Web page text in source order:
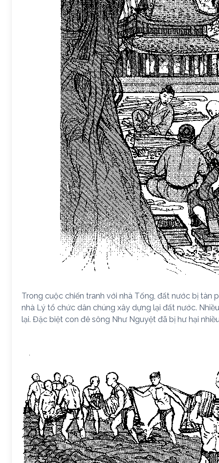
Trong cuộc chiến tranh với nhà Tống, đất nước bị tàn
nhà Lý tổ chức dân chúng xây dựng lại đất nước.
lại. Đặc biệt con đê sông Như Nguyệt đã bị hư hại